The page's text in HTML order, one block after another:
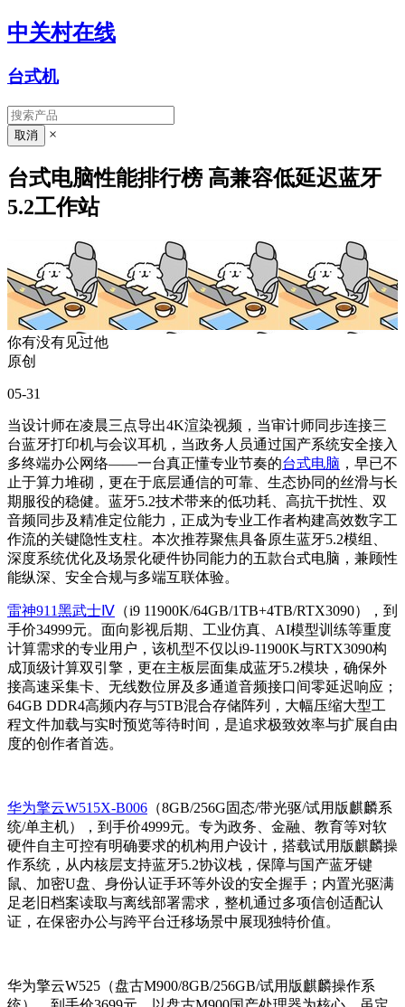
中关村在线
台式机
×
台式电脑性能排行榜 高兼容低延迟蓝牙
5.2工作站
你有没有见过他
原创
05-31
当设计师在凌晨三点导出4K渲染视频，当审计师同步连接三
台蓝牙打印机与会议耳机，当政务人员通过国产系统安全接入
多终端办公网络——一台真正懂专业节奏的台式电脑 ，早已不
止于算力堆砌，更在于底层通信的可靠、生态协同的丝滑与长
期服役的稳健。蓝牙5.2技术带来的低功耗、高抗干扰性、双
音频同步及精准定位能力，正成为专业工作者构建高效数字工
作流的关键隐性支柱。本次推荐聚焦具备原生蓝牙5.2模组、
深度系统优化及场景化硬件协同能力的五款台式电脑，兼顾性
能纵深、安全合规与多端互联体验。
雷神911黑武士Ⅳ （i9 11900K/64GB/1TB+4TB/RTX3090），到
手价34999元。面向影视后期、工业仿真、AI模型训练等重度
计算需求的专业用户，该机型不仅以i9-11900K与RTX3090构
成顶级计算双引擎，更在主板层面集成蓝牙5.2模块，确保外
接高速采集卡、无线数位屏及多通道音频接口间零延迟响应；
64GB DDR4高频内存与5TB混合存储阵列，大幅压缩大型工
程文件加载与实时预览等待时间，是追求极致效率与扩展自由
度的创作者首选。
华为擎云W515X-B006 （8GB/256G固态/带光驱/试用版麒麟系
统/单主机），到手价4999元。专为政务、金融、教育等对软
硬件自主可控有明确要求的机构用户设计，搭载试用版麒麟操
作系统，从内核层支持蓝牙5.2协议栈，保障与国产蓝牙键
鼠、加密U盘、身份认证手环等外设的安全握手；内置光驱满
足老旧档案读取与离线部署需求，整机通过多项信创适配认
证，在保密办公与跨平台迁移场景中展现独特价值。
华为擎云W525（盘古M900/8GB/256GB/试用版麒麟操作系